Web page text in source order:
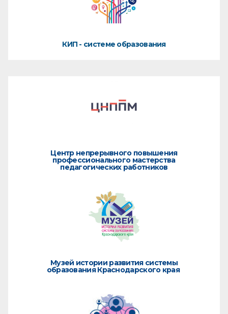
КИП - системе образования
Центр непрерывного повышения
профессионального мастерства
педагогических работников
Музей истории развития системы
образования Краснодарского края